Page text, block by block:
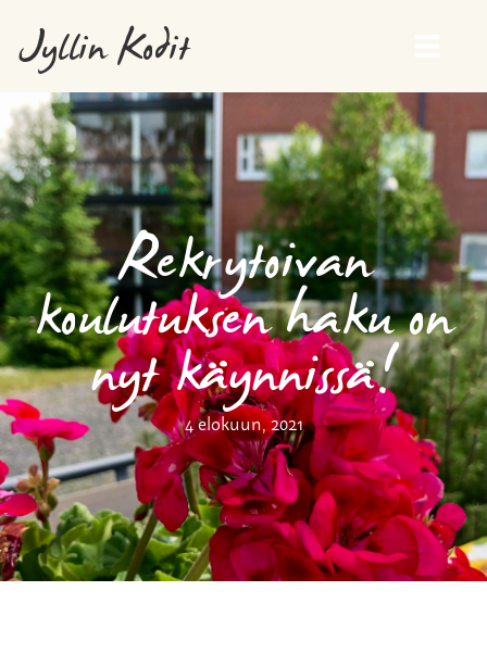
Jyllin Kodit
Rekrytoivan
koulutuksen haku on
nyt käynnissä!
4 elokuun, 2021